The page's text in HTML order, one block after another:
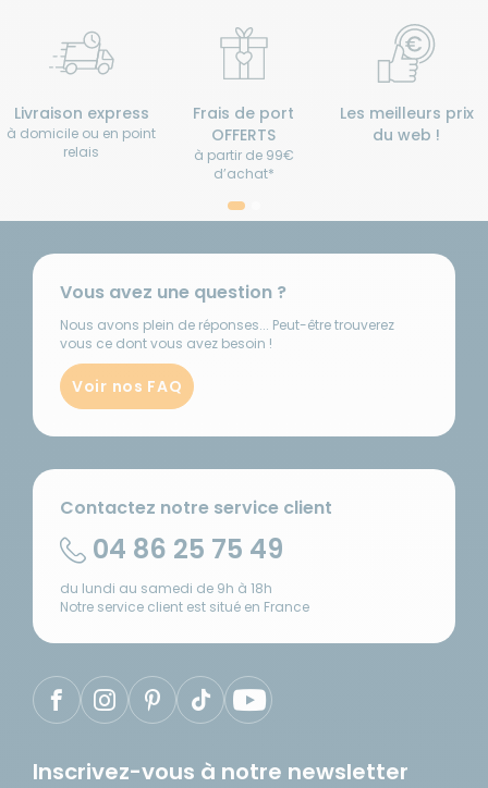
Livraison express
à domicile ou en point
relais
Frais de port
OFFERTS
à partir de 99€
d’achat*
Les meilleurs prix
du web !
Vous avez une question ?
Nous avons plein de réponses... Peut-être trouverez
vous ce dont vous avez besoin !
Voir nos FAQ
Contactez notre service client
04 86 25 75 49
du lundi au samedi de 9h à 18h
Notre service client est situé en France
Inscrivez-vous à notre newsletter